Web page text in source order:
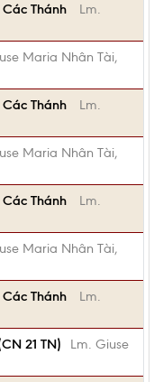
Thánh
Lm.
Maria Nhân Tài,
Thánh
Lm.
Maria Nhân Tài,
Thánh
Lm.
Maria Nhân Tài,
Thánh
Lm.
21 TN)
Lm. Giuse